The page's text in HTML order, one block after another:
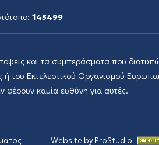
145499
και τα συμπεράσματα που
του Εκτελεστικού Οργανισμού
φέρουν καμία ευθύνη για αυτές.
Website by ProStudio